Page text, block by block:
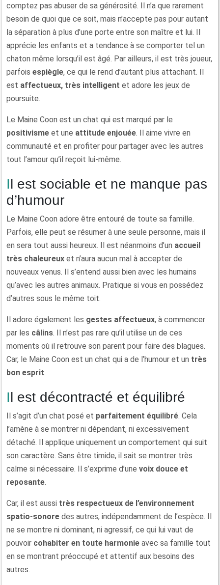
comptez pas abuser de sa générosité. Il n’a que rarement
besoin de quoi que ce soit, mais n’accepte pas pour autant
la séparation à plus d’une porte entre son maître et lui. Il
apprécie les enfants et a tendance à se comporter tel un
chaton même lorsqu’il est âgé. Par ailleurs, il est très joueur,
parfois espiègle, ce qui le rend d’autant plus attachant. Il
est affectueux, très intelligent et adore les jeux de
poursuite.
Le Maine Coon est un chat qui est marqué par le
positivisme et une attitude enjouée. Il aime vivre en
communauté et en profiter pour partager avec les autres
tout l’amour qu’il reçoit lui-même.
Il est sociable et ne manque pas
d’humour
Le Maine Coon adore être entouré de toute sa famille.
Parfois, elle peut se résumer à une seule personne, mais il
en sera tout aussi heureux. Il est néanmoins d’un accueil
très chaleureux et n’aura aucun mal à accepter de
nouveaux venus. Il s’entend aussi bien avec les humains
qu’avec les autres animaux. Pratique si vous en possédez
d’autres sous le même toit.
Il adore également les gestes affectueux, à commencer
par les câlins. Il n’est pas rare qu’il utilise un de ces
moments où il retrouve son parent pour faire des blagues.
Car, le Maine Coon est un chat qui a de l’humour et un très
bon esprit.
Il est décontracté et équilibré
Il s’agit d’un chat posé et parfaitement équilibré. Cela
l’amène à se montrer ni dépendant, ni excessivement
détaché. Il applique uniquement un comportement qui suit
son caractère. Sans être timide, il sait se montrer très
calme si nécessaire. Il s’exprime d’une voix douce et
reposante.
Car, il est aussi très respectueux de l’environnement
spatio-sonore des autres, indépendamment de l’espèce. Il
ne se montre ni dominant, ni agressif, ce qui lui vaut de
pouvoir cohabiter en toute harmonie avec sa famille tout
en se montrant préoccupé et attentif aux besoins des
autres.